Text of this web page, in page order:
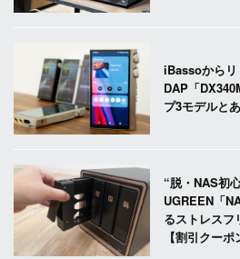
iBassoからリ
DAP「
プ3モデルと
“脱・NAS初
UGREEN「
るストレスフ
【割引クーポ